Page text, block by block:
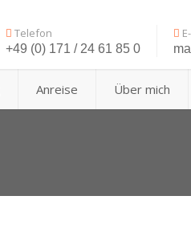
Telefon
+49 (0) 171 / 24 61 85 0
Anreise Über mich